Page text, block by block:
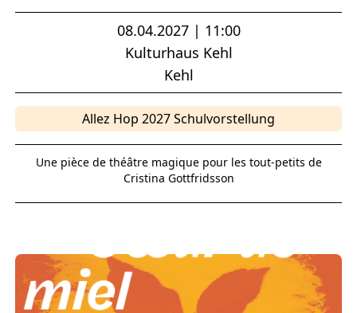
08.04.2027 | 11:00
Kulturhaus Kehl
Kehl
Allez Hop 2027 Schulvorstellung
Une pièce de théâtre magique pour les tout-petits de
Cristina Gottfridsson